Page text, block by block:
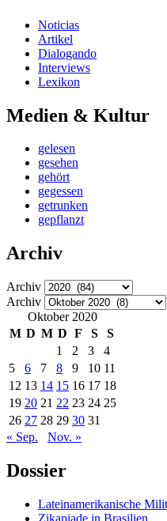
Noticias
Artikel
Dialogando
Interviews
Lexikon
Medien & Kultur
gelesen
gesehen
gehört
gegessen
getrunken
gepflanzt
Archiv
Archiv
Archiv
Oktober 2020
M D M D F S
S
1
2 3
4
5
6 7 8 9 10 11
12 13 14 15 16 17 18
19 20 21 22 23 24 25
26 27 28 29 30 31
« Sep.
Nov. »
Dossier
Lateinamerikanische
Zikapiade in Brasilien